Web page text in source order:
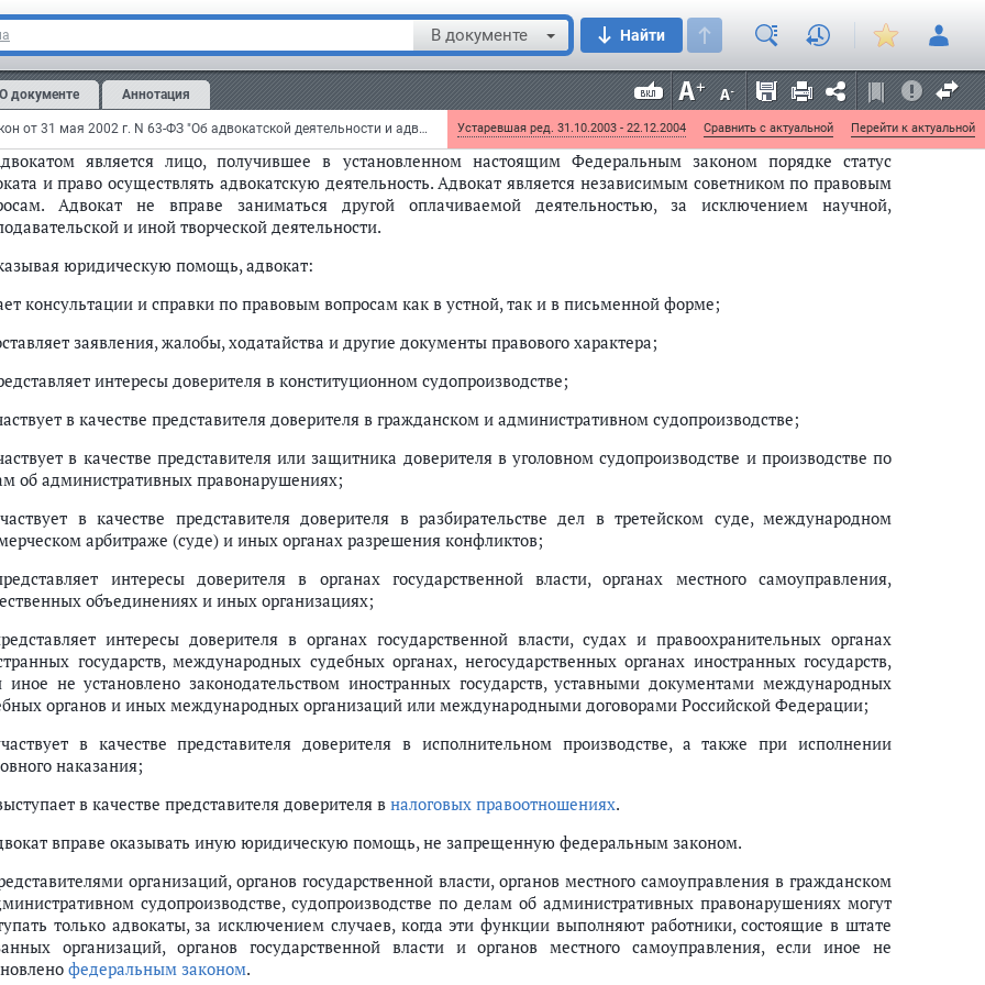
В документе Найти
О документе Аннотация
Федеральный закон от 31 мая 2002 г. N 63-ФЗ "Об адвокатской деятельности и адвокатуре в Российской Федерации" Устаревшая ред. 31.10.2003 - 22.12.2004 Сравнить с актуальной Перейти к актуальной
деятельности.
настоящего Федерального закона не распространяется также на органы и лиц, которые осуществляют
в силу закона.
2.Адвокат
является лицо, получившее в установленном настоящим Федеральным законом порядке статус
и право осуществлять адвокатскую деятельность. Адвокат является независимым советником по правовым
Адвокат не вправе заниматься другой оплачиваемой деятельностью, за исключением научной,
и иной творческой деятельности.
юридическую помощь, адвокат:
консультации и справки по правовым вопросам как в устной, так и в письменной форме;
заявления, жалобы, ходатайства и другие документы правового характера;
интересы доверителя в конституционном судопроизводстве;
в качестве представителя доверителя в гражданском и административном судопроизводстве;
в качестве представителя или защитника доверителя в уголовном судопроизводстве и производстве по
об административных правонарушениях;
в качестве представителя доверителя в разбирательстве дел в третейском суде, международном
арбитраже (суде) и иных органах разрешения конфликтов;
интересы доверителя в органах государственной власти, органах местного самоуправления,
объединениях и иных организациях;
интересы доверителя в органах государственной власти, судах и правоохранительных органах
государств, международных судебных органах, негосударственных органах иностранных государств,
иное не установлено законодательством иностранных государств, уставными документами международных
органов и иных международных организаций или международными договорами Российской Федерации;
в качестве представителя доверителя в исполнительном производстве, а также при исполнении
наказания;
в качестве представителя доверителя вналоговых правоотношениях.
вправе оказывать иную юридическую помощь, не запрещенную федеральным законом.
организаций, органов государственной власти, органов местного самоуправления в гражданском
судопроизводстве, судопроизводстве по делам об административных правонарушениях могут
только адвокаты, за исключением случаев, когда эти функции выполняют работники, состоящие в штате
организаций, органов государственной власти и органов местного самоуправления, если иное не
федеральным законом.